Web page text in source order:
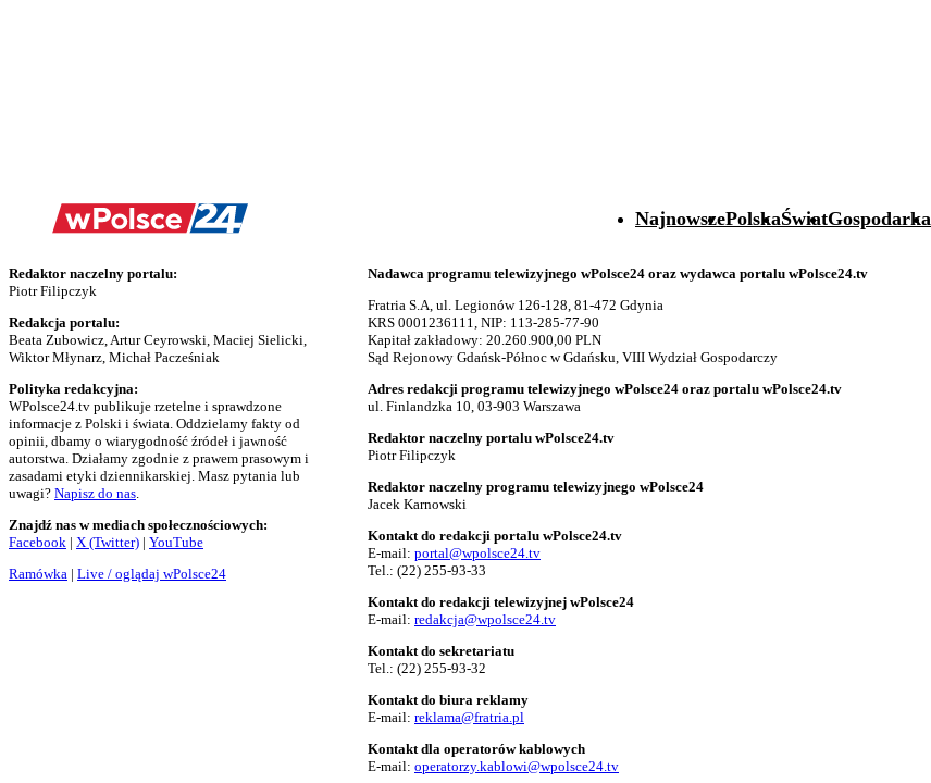
NajnowszePolskaŚwiatGospodarka
Redaktor naczelny portalu:
Piotr Filipczyk
Redakcja portalu:
Beata Zubowicz, Artur Ceyrowski, Maciej Sielicki,
Wiktor Młynarz, Michał Pacześniak
Polityka redakcyjna:
WPolsce24.tv publikuje rzetelne i sprawdzone
informacje z Polski i świata. Oddzielamy fakty od
opinii, dbamy o wiarygodność źródeł i jawność
autorstwa. Działamy zgodnie z prawem prasowym i
zasadami etyki dziennikarskiej. Masz pytania lub
uwagi? Napisz do nas.
Znajdź nas w mediach społecznościowych:
Facebook | X (Twitter) | YouTube
Ramówka | Live / oglądaj wPolsce24
Nadawca programu telewizyjnego wPolsce24 oraz wydawca portalu wPolsce24.tv
Fratria S.A, ul. Legionów 126-128, 81-472 Gdynia
KRS 0001236111, NIP: 113-285-77-90
Kapitał zakładowy: 20.260.900,00 PLN
Sąd Rejonowy Gdańsk-Północ w Gdańsku, VIII Wydział Gospodarczy
Adres redakcji programu telewizyjnego wPolsce24 oraz portalu wPolsce24.tv
ul. Finlandzka 10, 03-903 Warszawa
Redaktor naczelny portalu wPolsce24.tv
Piotr Filipczyk
Redaktor naczelny programu telewizyjnego wPolsce24
Jacek Karnowski
Kontakt do redakcji portalu wPolsce24.tv
E-mail: portal@wpolsce24.tv
Tel.: (22) 255-93-33
Kontakt do redakcji telewizyjnej wPolsce24
E-mail: redakcja@wpolsce24.tv
Kontakt do sekretariatu
Tel.: (22) 255-93-32
Kontakt do biura reklamy
E-mail: reklama@fratria.pl
Kontakt dla operatorów kablowych
E-mail: operatorzy.kablowi@wpolsce24.tv